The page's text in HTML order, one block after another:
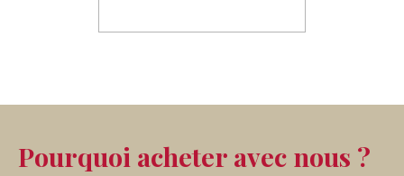
Pourquoi acheter avec nous ?